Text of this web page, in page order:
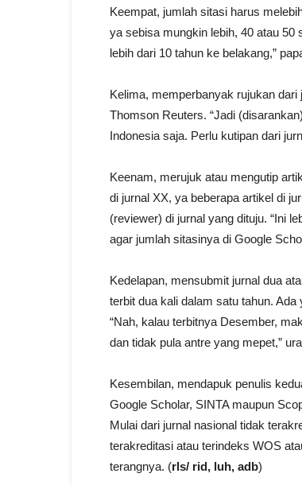
Keempat, jumlah sitasi harus
ya sebisa mungkin lebih, 40 atau 50
lebih dari 10 tahun ke belakang,”
Kelima, memperbanyak rujukan
Thomson Reuters. “Jadi
Indonesia saja. Perlu kutipan dari
Keenam, merujuk atau mengutip
di jurnal XX, ya beberapa artikel di
(reviewer) di jurnal yang dituju. “Ini
agar jumlah sitasinya di Google
Kedelapan, mensubmit jurnal dua
terbit dua kali dalam satu tahun.
“Nah, kalau terbitnya Desember,
dan tidak pula antre yang mepet,”
Kesembilan, mendapuk penulis
Google Scholar, SINTA maupun
Mulai dari jurnal nasional tidak
terakreditasi atau terindeks WOS
terangnya. (rls/ rid, luh, adb)